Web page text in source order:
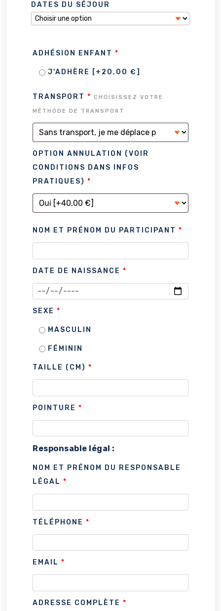
DATES DU SÉJOUR
ADHÉSION ENFANT *
J'ADHÈRE [+20,00 €]
TRANSPORT * CHOISISSEZ VOTRE
MÉTHODE DE TRANSPORT
OPTION ANNULATION (VOIR
CONDITIONS DANS INFOS
PRATIQUES) *
NOM ET PRÉNOM DU PARTICIPANT *
DATE DE NAISSANCE *
SEXE *
MASCULIN
FÉMININ
TAILLE (CM) *
POINTURE *
Responsable légal :
NOM ET PRÉNOM DU RESPONSABLE
LÉGAL *
TÉLÉPHONE *
EMAIL *
ADRESSE COMPLÈTE *